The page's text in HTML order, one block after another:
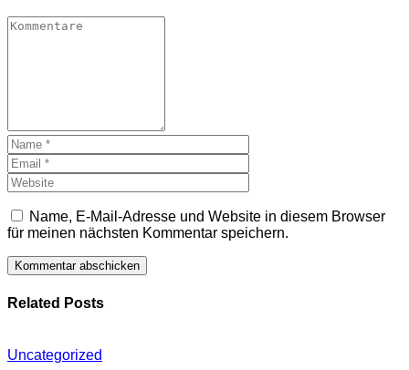
Name, E-Mail-Adresse und Website in diesem Browser
für meinen nächsten Kommentar speichern.
Related Posts
Uncategorized